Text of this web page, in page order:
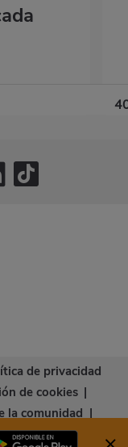
de privacidad
de cookies |
la comunidad |